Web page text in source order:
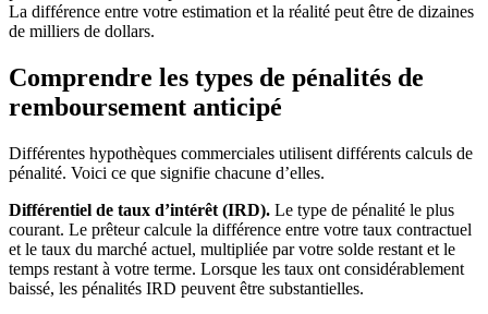
La différence entre votre estimation et la réalité peut être de dizaines
de milliers de dollars.
Comprendre les types de pénalités de
remboursement anticipé
Différentes hypothèques commerciales utilisent différents calculs de
pénalité. Voici ce que signifie chacune d’elles.
Différentiel de taux d’intérêt (IRD). Le type de pénalité le plus
courant. Le prêteur calcule la différence entre votre taux contractuel
et le taux du marché actuel, multipliée par votre solde restant et le
temps restant à votre terme. Lorsque les taux ont considérablement
baissé, les pénalités IRD peuvent être substantielles.